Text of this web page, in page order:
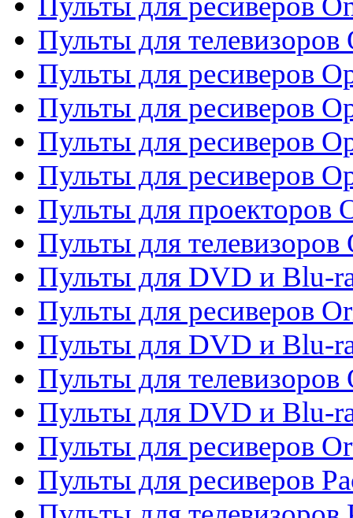
Пульты для телевизоров
Пульты для ресиверов
Пульты для ресиверов
Пульты для ресиверов
Пульты для ресиверов
Пульты для проекторов
Пульты для телевизоров
Пульты для DVD и Blu-
Пульты для ресиверов
Пульты для DVD и Blu-
Пульты для телевизоров
Пульты для DVD и Blu-
Пульты для ресиверов
Пульты для ресиверов